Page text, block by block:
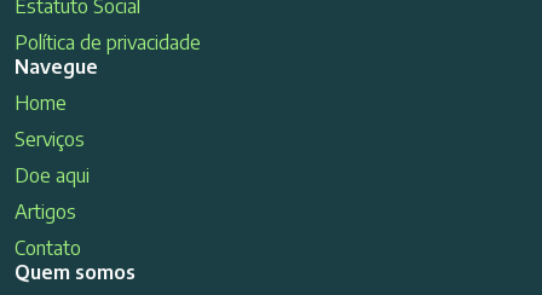
Estatuto Social
Política de privacidade
Navegue
Home
Serviços
Doe aqui
Artigos
Contato
Quem somos